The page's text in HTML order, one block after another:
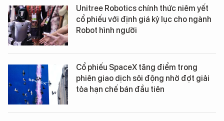
Unitree Robotics chính thức niêm yết
cổ phiếu với định giá kỷ lục cho ngành
Robot hình người
Cổ phiếu SpaceX tăng điểm trong
phiên giao dịch sôi động nhờ đợt giải
tỏa hạn chế bán đầu tiên